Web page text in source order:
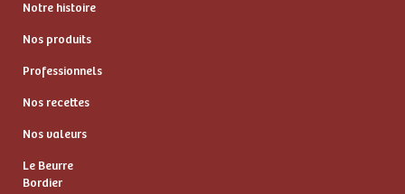
Notre histoire
Nos produits
Professionnels
Nos recettes
Nos valeurs
Le Beurre
Bordier